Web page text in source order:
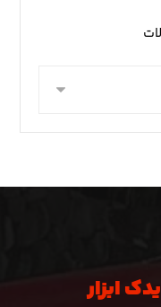
یدک ابزار